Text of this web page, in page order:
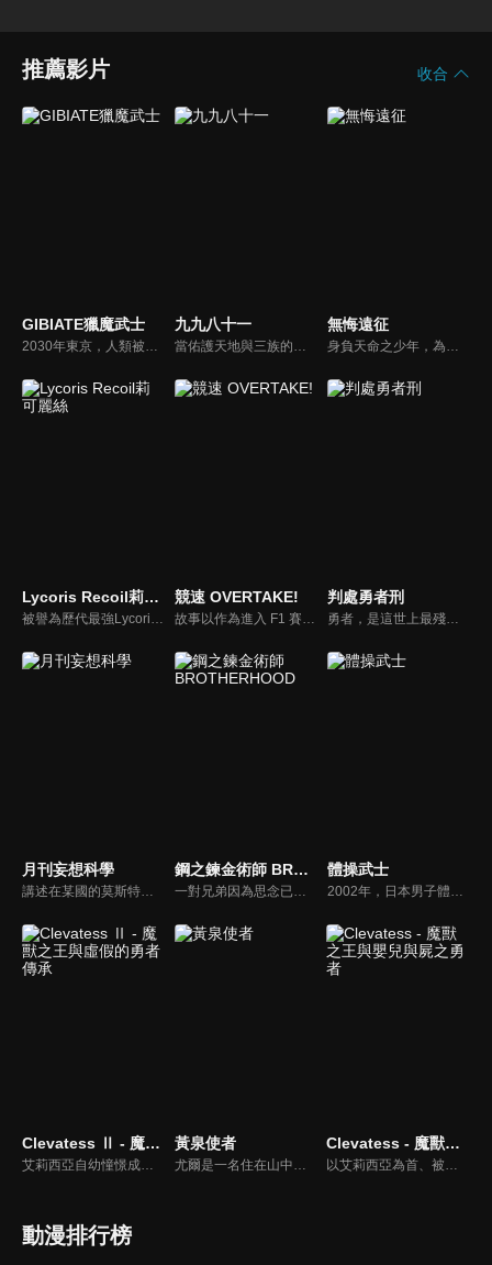
推薦影片 收合
GIBIATE獵魔武士
2030年東京，人類被GIBIA化。面對世界範圍內開始的GIBIA化，凱琳向星辰許願“請賜我力量”如同回應她的許願，千水·兼六從過去前來。第一次與GIBIA對峙的千水·兼六等人陷入苦戰…就在這時，凱瑟琳前來相助。千水·兼六前往凱瑟琳他們居住的營地，然而…。
九九八十一
當佑護天地與三族的隱樹開始衰敗，背負天授的身份和使命，碧涵踏上了這段漫漫征程。為找到鴻蒙，還世間安寧，一路千難萬險，荊棘叢生。有至親至密的溫切，亦有至惡至險的阻隔，幸得夥伴並肩，雖一路坎坷，仍且行且歌。
無悔遠征
身負天命之少年，為拯蒼生，毅然踏上艱難征程。一路雖艱險重重，然其心無悔，唯願天下重歸安寧之境。
Lycoris Recoil莉可麗絲
被譽為歷代最強Lycoris的錦木千束， 以及資質優秀但另有隱情的井之上瀧奈， 她們工作的咖啡廳「LycoReco」接受各種請託，舉凡咖啡或甜點的點餐、 照顧小孩子、代買東西以及當外國人的日文老師等等。樂天派的千束奉行和平主義； 冷酷的瀧奈講求效率， 天差地遠的兩人將把每一天都搞得天翻地覆！
競速 OVERTAKE!
故事以作為進入 F1 賽事的門票、被稱為「賽車甲子園」F4（Formula4）的世界為主題，為了取財的孝哉遇上了高中生賽車手悠，與兩人為中心就此展開了故事。
判處勇者刑
勇者，是這世上最殘酷的刑罰。犯下大罪之人，將被判處成為「勇者」，被迫投入與魔王的戰爭之中。即便被殺，也會被強制復活，連死亡都不被允許。被施以勇者刑的前聖騎士團長．賽羅．佛魯巴茲，率領著一支由性格扭曲的罪人所組成的勇者懲罰部隊，奔馳於戰場最前線。在這殘酷環境之中，賽羅遇見了最強的生物兵器之一劍之《女神》泰奧莉塔。「等你殲滅所有敵人之後，要好好讚美我…然後摸摸我的頭。」為了活下去，也為了向陷害自己的人復仇—。與《女神》締結契約的賽羅，毅然投身於這絕望世界中的激烈戰火與陰謀漩渦之中。
月刊妄想科學
講述在某國的莫斯特市中，一名叫五郎的科學家前去科學雜誌《月刊妄想科學》的編輯部拜訪，表示自己手上有著「能夠改變世界歷史的情報」。此話一出，卻導致了原本和平無比的編輯部捲入了用科學難以解釋的事件之中。一段離奇的故事就此展開…！
鋼之鍊金術師 BROTHERHOOD
一對兄弟因為思念已故母親，觸犯了鍊金術的最高禁忌「人體鍊成」而失去一切。裝上機械鎧、有「鋼之鍊金術師」之稱號的哥哥愛德華·愛力克，以及靈魂被固定於鎧甲的弟弟阿爾馮斯──他們為了取回失去的東西，踏上尋找賢者之石的旅程。隨著接近賢者之石的真相、在巨大的陰謀中勇往直前。暗地活躍的非人類、徐徐露出本質的軍事國家亞美斯多利斯、受虐民眾的無比憎恨與復仇怨念、鍊金術帶來的種種悲劇……散於各點的悲劇，終將連成線，人民、甚至國家都會被捲入其中。
體操武士
2002年，日本男子體操界盛極一時的年代。為體操傾注生涯的前日本國手「荒垣城太郎」（29 歲），縱然漸漸沒辦法隨心所欲演出，他依然每日持續不斷鞭策自己。直到有一天，他的教練「天草」勸他引退。城太郎就此陷入苦惱，唯有女兒「玲」依然鼓勵支持他。然後，荒垣家的命運將因為某個『邂逅』大為改變。
Clevatess Ⅱ - 魔獸之王與虛假的勇者傳承 黃泉使者 Clevatess - 魔獸之王與嬰兒與屍之勇者
動漫排行榜